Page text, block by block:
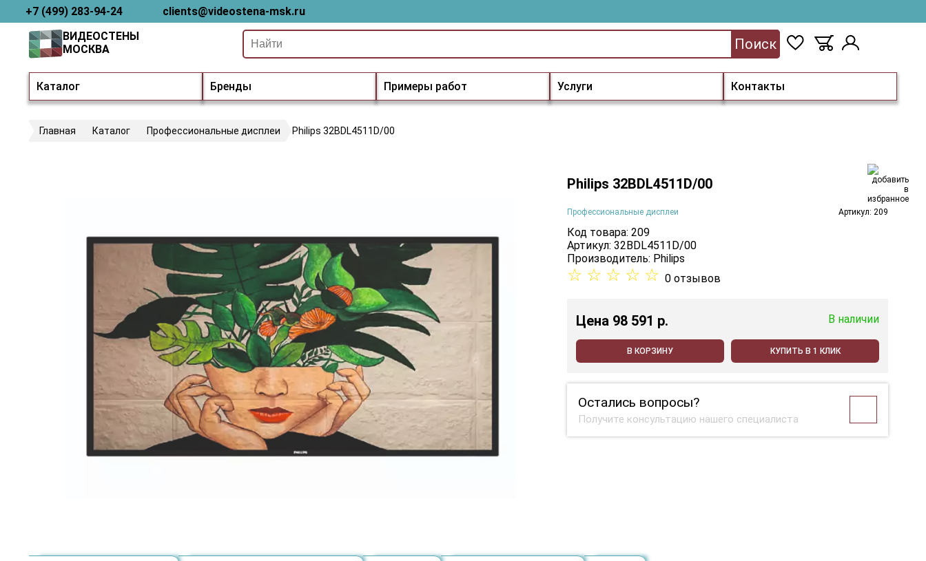
+7 (499) 283-94-24 clients@videostena-msk.ru
Каталог Бренды Примеры работ Услуги Контакты
ВИДЕОСТЕНЫ
МОСКВА
Поиск
Главная Каталог Профессиональные дисплеи Philips 32BDL4511D/00
Philips 32BDL4511D/00
Профессиональные дисплеи Артикул: 209
Код товара: 209
Артикул: 32BDL4511D/00
Производитель: Philips
☆ ☆ ☆ ☆ ☆ 0 отзывов
Цена 98 591 p. В наличии
В КОРЗИНУ КУПИТЬ В 1 КЛИК
Остались вопросы?
Получите консультацию нашего специалиста